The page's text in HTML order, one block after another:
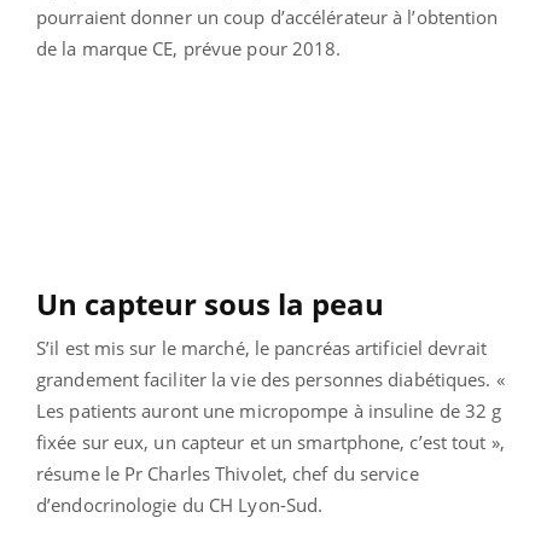
pourraient donner un coup d’accélérateur à l’obtention
de la marque CE, prévue pour 2018.
Un capteur sous la peau
S’il est mis sur le marché, le pancréas artificiel devrait
grandement faciliter la vie des personnes diabétiques. «
Les patients auront une micropompe à insuline de 32 g
fixée sur eux, un capteur et un smartphone, c’est tout »,
résume le Pr Charles Thivolet, chef du service
d’endocrinologie du CH Lyon-Sud.